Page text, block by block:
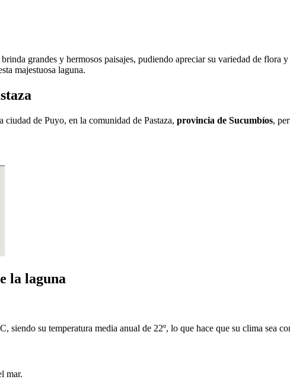
grandes y hermosos paisajes, pudiendo apreciar su variedad de
majestuosa laguna.
ciudad de Puyo, en la comunidad de Pastaza, provincia de Sucumbíos,
la laguna
siendo su temperatura media anual de 22º, lo que hace que su clima sea
mar.